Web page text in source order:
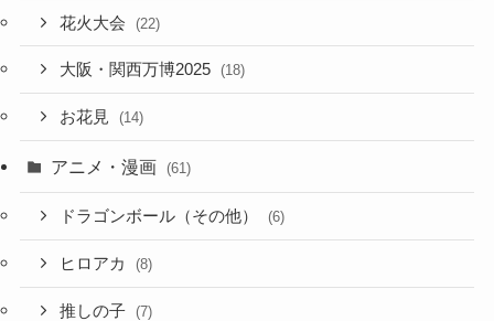
花火大会 (22)
大阪・関西万博2025 (18)
お花見 (14)
アニメ・漫画 (61)
ドラゴンボール（その他） (6)
ヒロアカ (8)
推しの子 (7)